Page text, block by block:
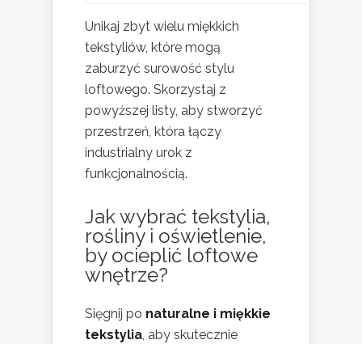
Unikaj zbyt wielu miękkich
tekstyliów, które mogą
zaburzyć surowość stylu
loftowego. Skorzystaj z
powyższej listy, aby stworzyć
przestrzeń, która łączy
industrialny urok z
funkcjonalnością.
Jak wybrać tekstylia,
rośliny i oświetlenie,
by ocieplić loftowe
wnętrze?
Sięgnij po naturalne i miękkie
tekstylia, aby skutecznie